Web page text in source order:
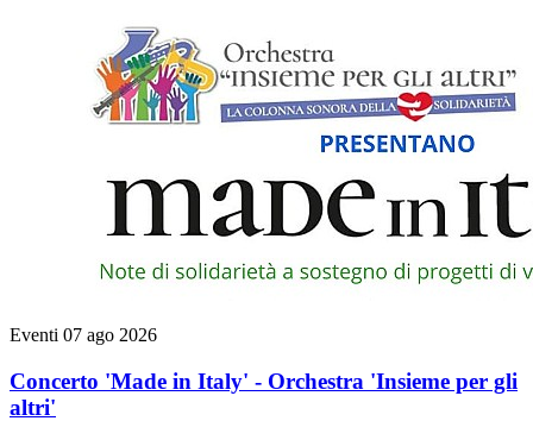
Eventi 07 ago 2026
Concerto 'Made in Italy' - Orchestra 'Insieme per gli
altri'